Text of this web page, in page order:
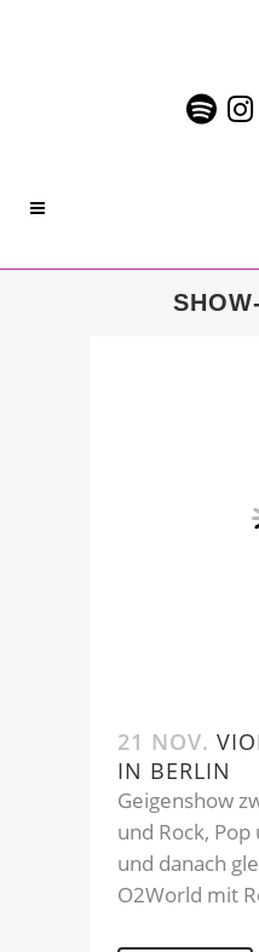
21 NOV.
IN BERLIN
Geigenshow
und Rock,
und danach
O2World mit